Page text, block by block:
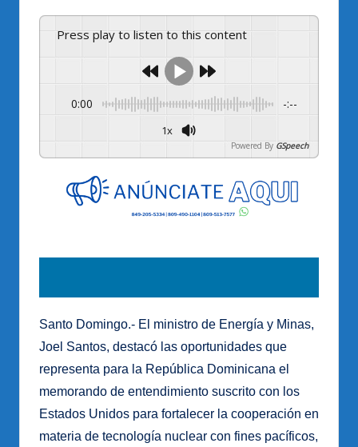
Press play to listen to this content
0:00 -:--
1x
Powered By GSpeech
Santo Domingo.- El ministro de Energía y Minas,
Joel Santos, destacó las oportunidades que
representa para la República Dominicana el
memorando de entendimiento suscrito con los
Estados Unidos para fortalecer la cooperación en
materia de tecnología nuclear con fines pacíficos,